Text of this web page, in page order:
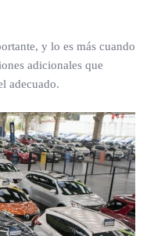
y lo es más cuando
adicionales que
adecuado.